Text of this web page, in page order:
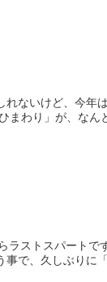
ないけど、今年
まわり」が、なん
ラストスパートで
で、久しぶりに